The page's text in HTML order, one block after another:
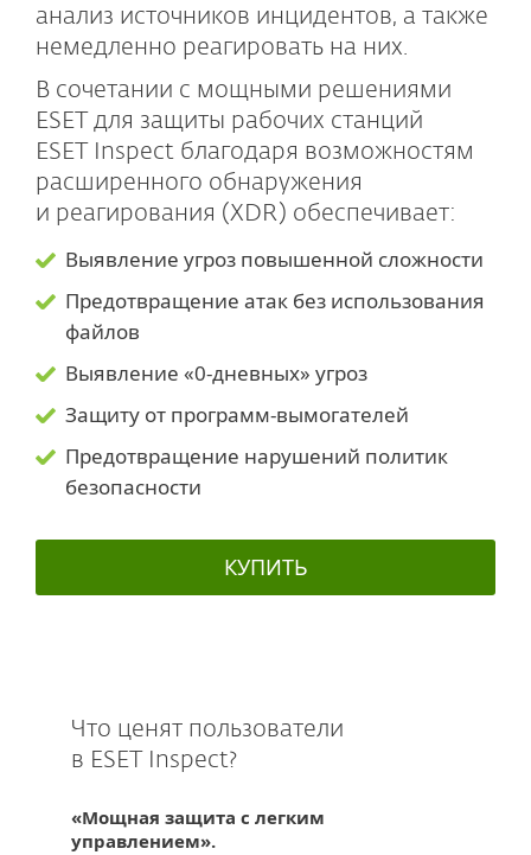
анализ источников инцидентов, а также
немедленно реагировать на них.
В сочетании с мощными решениями
ESET для защиты рабочих станций
ESET Inspect благодаря возможностям
расширенного обнаружения
и реагирования (XDR) обеспечивает:
Выявление угроз повышенной сложности
Предотвращение атак без использования
файлов
Выявление «0-дневных» угроз
Защиту от программ-вымогателей
Предотвращение нарушений политик
безопасности
КУПИТЬ
Что ценят пользователи
в ESET Inspect?
«Мощная защита с легким
управлением».